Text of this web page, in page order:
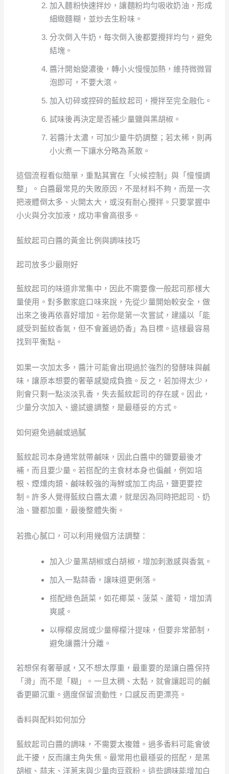
加入麵粉快速拌炒，讓麵粉均勻吸收奶油，形成
細緻麵糊，並炒去生粉味。
分次倒入牛奶，每次倒入後都要攪拌均勻，避免
結塊。
醬汁開始變濃後，轉小火慢慢加熱，維持微微冒
泡即可，不要大滾。
加入切碎或捏碎的藍紋起司，攪拌至完全融化。
試味後再決定是否補少量鹽與黑胡椒。
若醬汁太濃，可加少量牛奶調整；若太稀，則再
小火煮一下讓水分略為蒸散。
這個流程看似簡單，重點其實在「火候控制」與「慢慢調
整」。白醬最常見的失敗原因，不是材料不夠，而是一次
把液體倒太多、火開太大，或沒有耐心攪拌。只要掌握中
小火與分次加液，成功率會高很多。
藍紋起司白醬的黃金比例與調味技巧
起司放多少最剛好
藍紋起司的味道非常集中，因此不需要像一般起司那樣大
量使用。對多數家庭口味來說，先從少量開始較安全，做
出來之後再依喜好增加。若你是第一次嘗試，建議以「能
感受到藍紋香氣，但不會蓋過奶香」為目標。這樣最容易
找到平衡點。
如果一次加太多，醬汁可能會出現過於強烈的發酵味與鹹
味，讓原本想要的奢華感變成負擔。反之，若加得太少，
則會只剩一點淡淡乳香，失去藍紋起司的存在感。因此，
少量分次加入、邊試邊調整，是最穩妥的方式。
如何避免過鹹或過膩
藍紋起司本身通常就帶鹹味，因此白醬中的鹽要最後才
補，而且要少量。若搭配的主食材本身也偏鹹，例如培
根、煙燻肉類、鹹味較強的海鮮或加工肉品，鹽更要控
制。許多人覺得藍紋白醬太濃，就是因為同時把起司、奶
油、鹽都加重，最後整體失衡。
若擔心膩口，可以利用幾個方法調整：
加入少量黑胡椒或白胡椒，增加刺激感與香氣。
加入一點蒜香，讓味道更俐落。
搭配綠色蔬菜，如花椰菜、菠菜、蘆筍，增加清
爽感。
以檸檬皮屑或少量檸檬汁提味，但要非常節制，
避免讓醬汁分離。
若想保有奢華感，又不想太厚重，最重要的是讓白醬保持
「滑」而不是「糊」。一旦太稠、太黏，就會讓起司的鹹
香更顯沉重。適度保留流動性，口感反而更漂亮。
香料與配料如何加分
藍紋起司白醬的調味，不需要太複雜。過多香料可能會彼
此干擾，反而讓主角失焦。最常用也最穩妥的搭配，是黑
胡椒、蒜末、洋蔥末與少量肉豆蔻粉。這些調味能增加白